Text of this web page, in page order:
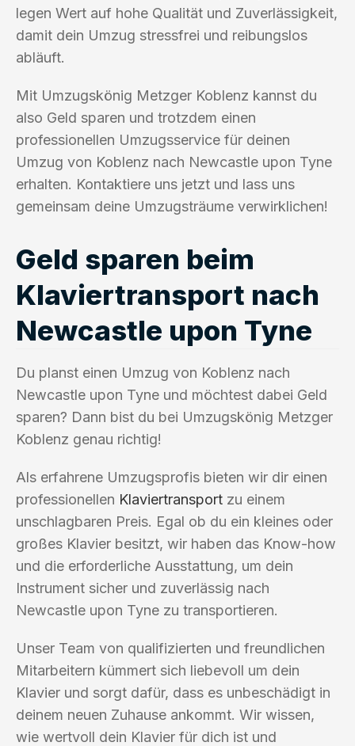
legen Wert auf hohe Qualität und Zuverlässigkeit,
damit dein Umzug stressfrei und reibungslos
abläuft.
Mit Umzugskönig Metzger Koblenz kannst du
also Geld sparen und trotzdem einen
professionellen Umzugsservice für deinen
Umzug von Koblenz nach Newcastle upon Tyne
erhalten. Kontaktiere uns jetzt und lass uns
gemeinsam deine Umzugsträume verwirklichen!
Geld sparen beim
Klaviertransport nach
Newcastle upon Tyne
Du planst einen Umzug von Koblenz nach
Newcastle upon Tyne und möchtest dabei Geld
sparen? Dann bist du bei Umzugskönig Metzger
Koblenz genau richtig!
Als erfahrene Umzugsprofis bieten wir dir einen
professionellen Klaviertransport zu einem
unschlagbaren Preis. Egal ob du ein kleines oder
großes Klavier besitzt, wir haben das Know-how
und die erforderliche Ausstattung, um dein
Instrument sicher und zuverlässig nach
Newcastle upon Tyne zu transportieren.
Unser Team von qualifizierten und freundlichen
Mitarbeitern kümmert sich liebevoll um dein
Klavier und sorgt dafür, dass es unbeschädigt in
deinem neuen Zuhause ankommt. Wir wissen,
wie wertvoll dein Klavier für dich ist und